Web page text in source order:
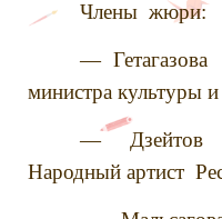
Члены жюри:
—
министра культуры
— Дзейтов
Народный артист